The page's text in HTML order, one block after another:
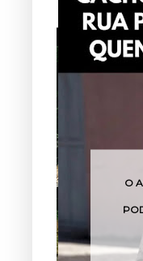
QUENTE QUE
QUEIMAR AS